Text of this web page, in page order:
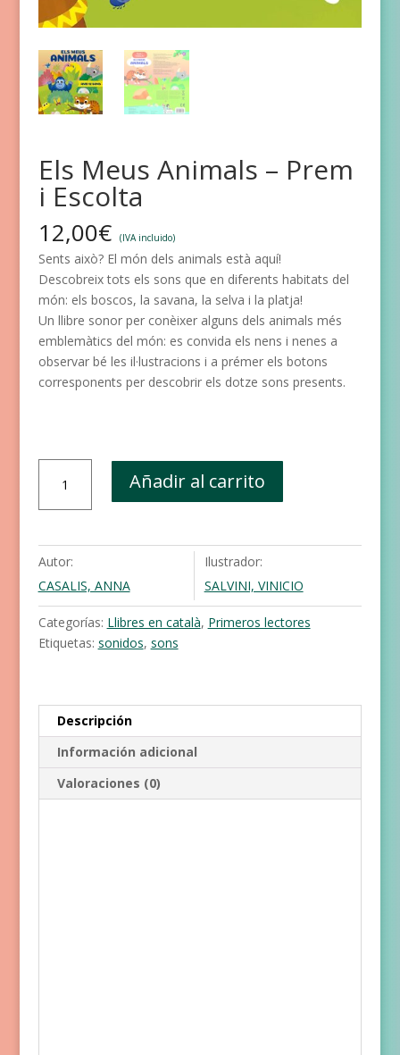
Els Meus Animals – Prem
i Escolta
12,00€ (IVA incluido)
Sents això? El món dels animals està aquí!
Descobreix tots els sons que en diferents habitats del
món: els boscos, la savana, la selva i la platja!
Un llibre sonor per conèixer alguns dels animals més
emblemàtics del món: es convida els nens i nenes a
observar bé les il·lustracions i a prémer els botons
corresponents per descobrir els dotze sons presents.
Meus
Animals
Prem
i
Escolta
Añadir al carrito
Autor:
CASALIS, ANNA
Ilustrador:
SALVINI, VINICIO
Categorías: Llibres en català, Primeros lectores
Etiquetas: sonidos, sons
Descripción
Información adicional
Valoraciones (0)